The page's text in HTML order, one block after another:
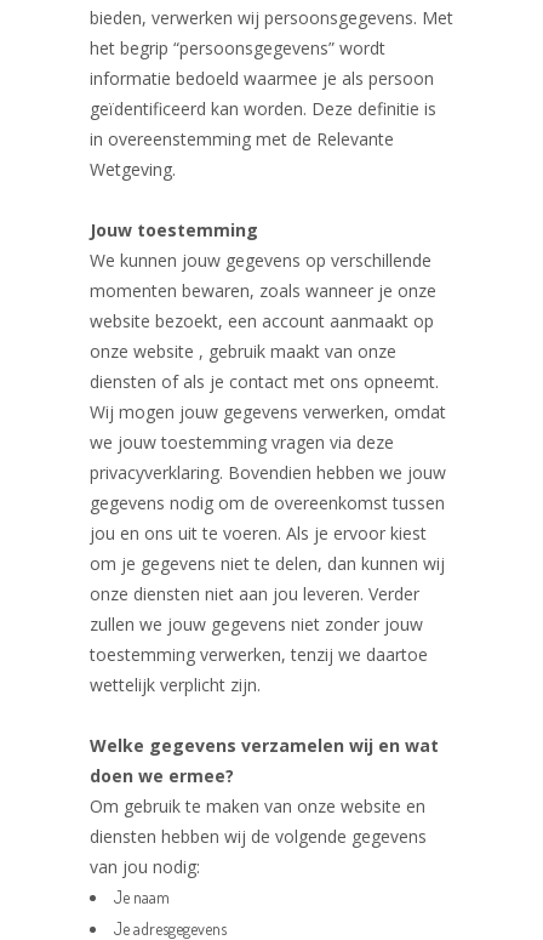
bieden, verwerken wij persoonsgegevens. Met
het begrip “persoonsgegevens” wordt
informatie bedoeld waarmee je als persoon
geïdentificeerd kan worden. Deze definitie is
in overeenstemming met de Relevante
Wetgeving.
Jouw toestemming
We kunnen jouw gegevens op verschillende
momenten bewaren, zoals wanneer je onze
website bezoekt, een account aanmaakt op
onze website , gebruik maakt van onze
diensten of als je contact met ons opneemt.
Wij mogen jouw gegevens verwerken, omdat
we jouw toestemming vragen via deze
privacyverklaring. Bovendien hebben we jouw
gegevens nodig om de overeenkomst tussen
jou en ons uit te voeren. Als je ervoor kiest
om je gegevens niet te delen, dan kunnen wij
onze diensten niet aan jou leveren. Verder
zullen we jouw gegevens niet zonder jouw
toestemming verwerken, tenzij we daartoe
wettelijk verplicht zijn.
Welke gegevens verzamelen wij en wat
doen we ermee?
Om gebruik te maken van onze website en
diensten hebben wij de volgende gegevens
van jou nodig:
Je naam
Je adresgegevens